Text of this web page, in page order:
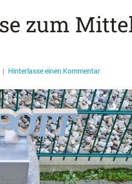
zum
Hinterlasse einen Kommentar